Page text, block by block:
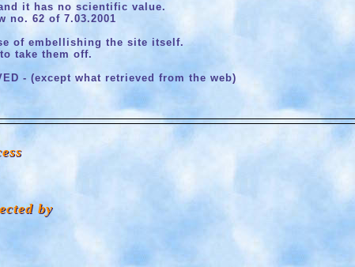
it has no scientific value.
62 of 7.03.2001
of embellishing the site itself.
take them off.
- (except what retrieved from the web)
by